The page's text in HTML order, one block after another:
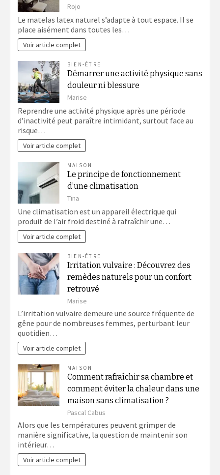
Rojo
Le matelas latex naturel s’adapte à tout espace. Il se
place aisément dans toutes les…
Voir article complet
BIEN-ÊTRE
Démarrer une activité physique sans
douleur ni blessure
Marise
Reprendre une activité physique après une période
d’inactivité peut paraître intimidant, surtout face au
risque…
Voir article complet
MAISON
Le principe de fonctionnement
d’une climatisation
Tina
Une climatisation est un appareil électrique qui
produit de l’air froid destiné à rafraîchir une…
Voir article complet
BIEN-ÊTRE
Irritation vulvaire : Découvrez des
remèdes naturels pour un confort
retrouvé
Marise
L’irritation vulvaire demeure une source fréquente de
gêne pour de nombreuses femmes, perturbant leur
quotidien…
Voir article complet
MAISON
Comment rafraîchir sa chambre et
comment éviter la chaleur dans une
maison sans climatisation ?
Pascal Cabus
Alors que les températures peuvent grimper de
manière significative, la question de maintenir son
intérieur…
Voir article complet